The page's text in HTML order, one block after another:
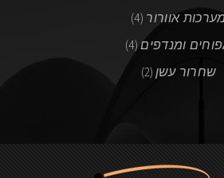
מערכות אוורור (4)
ומנדפים(4)
שחרור עשן (2)